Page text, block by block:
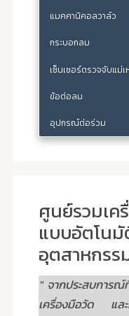
แมคคานิคอลวาล์ว
กระบอกลม
เซ็นเซอร์ตรวจจับแม่เ
ข้อต่อลม
อุปกรณ์ต่อร่วม
ศูนย์รวมเค
แบบอัตโน
อุตสาหกร
" จากประสบการณ์
เครื่องมือวัด แล